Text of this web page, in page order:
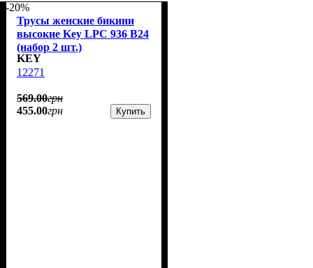
-20%
Трусы женские бикини
высокие Key LPC 936 B24
(набор 2 шт.)
KEY
12271
569.00грн
455.00грн Купить